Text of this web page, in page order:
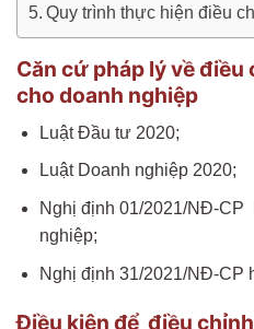
Quy trình thực hiện điều
Căn cứ pháp lý về
cho doanh nghiệp
Luật Đầu tư 2020;
Luật Doanh nghiệp 2020;
Nghị định 01/2021/NĐ-CP
nghiệp;
Nghị định 31/2021/NĐ-CP
Điều kiện để điều